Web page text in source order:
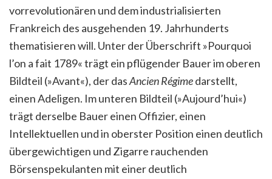
vorrevolutionären und dem industrialisierten
Frankreich des ausgehenden 19. Jahrhunderts
thematisieren will. Unter der Überschrift »Pourquoi
l’on a fait 1789« trägt ein pflügender Bauer im oberen
Bildteil (»Avant«), der dasAncien Régimedarstellt,
einen Adeligen. Im unteren Bildteil (»Aujourd’hui«)
trägt derselbe Bauer einen Offizier, einen
Intellektuellen und in oberster Position einen deutlich
übergewichtigen und Zigarre rauchenden
Börsenspekulanten mit einer deutlich